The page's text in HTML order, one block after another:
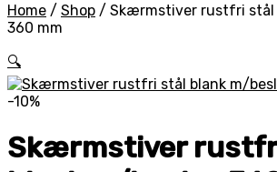
Home / Shop / Skærmstiver rustfri stål
360 mm
🔍
-10%
Skærmstiver